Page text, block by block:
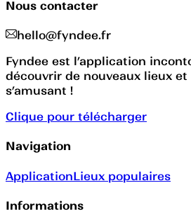
Nous contacter
hello@fyndee.fr
Fyndee est l’application
découvrir de nouveaux lieux
s’amusant !
Clique pour télécharger
Navigation
ApplicationLieux populaires
Informations